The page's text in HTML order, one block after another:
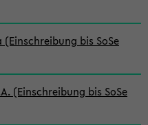
bis SoSe
(Einschreibung bis SoSe